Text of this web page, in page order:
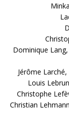
Dominique
Jérôme
Louis
Christophe
Christian